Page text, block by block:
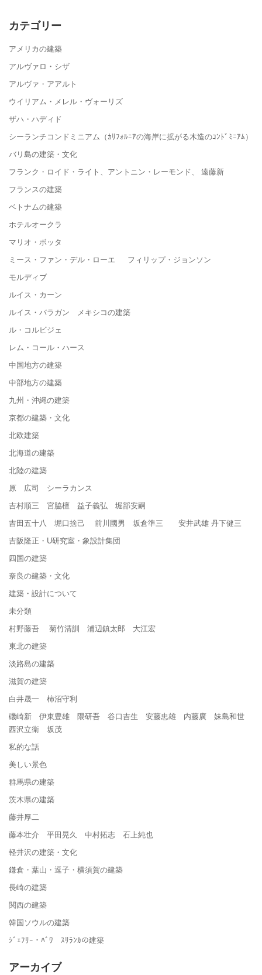
カテゴリー
アメリカの建築
アルヴァロ・シザ
アルヴァ・アアルト
ウイリアム・メレル・ヴォーリズ
ザハ・ハディド
シーランチコンドミニアム（ｶﾘﾌｫﾙﾆｱの海岸に拡がる木造のｺﾝﾄﾞﾐﾆｱﾑ）
バリ島の建築・文化
フランク・ロイド・ライト、アントニン・レーモンド、 遠藤新
フランスの建築
ベトナムの建築
ホテルオークラ
マリオ・ボッタ
ミース・ファン・デル・ローエ フィリップ・ジョンソン
モルディブ
ルイス・カーン
ルイス・バラガン メキシコの建築
ル・コルビジェ
レム・コール・ハース
中国地方の建築
中部地方の建築
九州・沖縄の建築
京都の建築・文化
北欧建築
北海道の建築
北陸の建築
原 広司 シーラカンス
吉村順三 宮脇檀 益子義弘 堀部安嗣
吉田五十八 堀口捨己 前川國男 坂倉準三 安井武雄 丹下健三
吉阪隆正・U研究室・象設計集団
四国の建築
奈良の建築・文化
建築・設計について
未分類
村野藤吾 菊竹清訓 浦辺鎮太郎 大江宏
東北の建築
淡路島の建築
滋賀の建築
白井晟一 柿沼守利
磯崎新 伊東豊雄 隈研吾 谷口吉生 安藤忠雄 内藤廣 妹島和世
西沢立衛 坂茂
私的な話
美しい景色
群馬県の建築
茨木県の建築
藤井厚二
藤本壮介 平田晃久 中村拓志 石上純也
軽井沢の建築・文化
鎌倉・葉山・逗子・横須賀の建築
長崎の建築
関西の建築
韓国ソウルの建築
ｼﾞｪﾌﾘｰ・ﾊﾞﾜ ｽﾘﾗﾝｶの建築
アーカイブ